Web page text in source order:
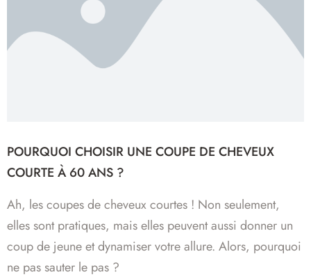
POURQUOI CHOISIR UNE COUPE DE CHEVEUX
COURTE À 60 ANS ?
Ah, les coupes de cheveux courtes ! Non seulement,
elles sont pratiques, mais elles peuvent aussi donner un
coup de jeune et dynamiser votre allure. Alors, pourquoi
ne pas sauter le pas ?